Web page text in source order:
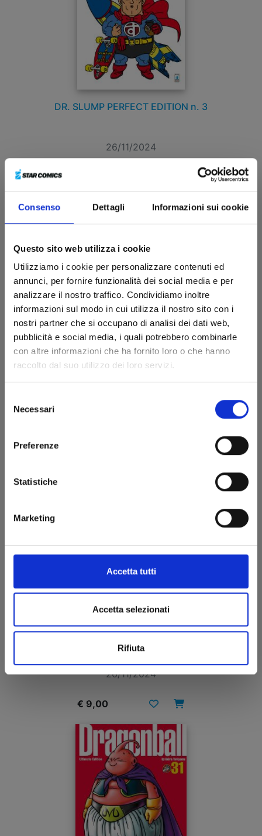
Consenso Dettagli Informazioni sui cookie
Questo sito web utilizza i cookie
Utilizziamo i cookie per personalizzare contenuti ed
annunci, per fornire funzionalità dei social media e per
analizzare il nostro traffico. Condividiamo inoltre
informazioni sul modo in cui utilizza il nostro sito con i
nostri partner che si occupano di analisi dei dati web,
pubblicità e social media, i quali potrebbero combinarle
con altre informazioni che ha fornito loro o che hanno
raccolto dal suo utilizzo dei loro servizi.
delNecessari
Preferenze
Statistiche
Marketing
Accetta tutti
Accetta selezionati
Rifiuta
DR. SLUMP PERFECT EDITION n. 3
26/11/2024
DR. SLUMP PERFECT EDITION n. 2
DR. SLUMP PERFECT EDITION n. 1
26/11/2024
€ 9,00